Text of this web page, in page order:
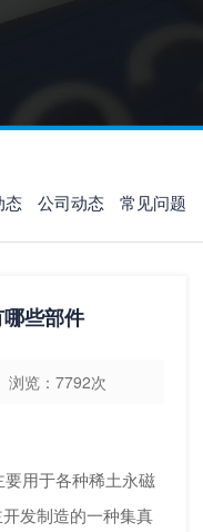
态 公司动态 常见问题
些部件
览：7792次
用于各种稀土永磁
发制造的一种集真